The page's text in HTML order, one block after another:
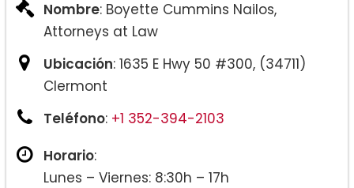
Nombre: Boyette Cummins Nailos,
Attorneys at Law
Ubicación: 1635 E Hwy 50 #300, (34711)
Clermont
Teléfono: +1 352-394-2103
Horario:
Lunes – Viernes: 8:30h – 17h